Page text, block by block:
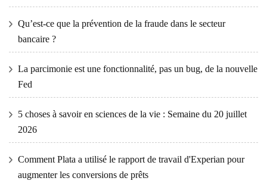
Qu’est-ce que la prévention de la fraude dans le secteur
bancaire ?
La parcimonie est une fonctionnalité, pas un bug, de la nouvelle
Fed
5 choses à savoir en sciences de la vie : Semaine du 20 juillet
2026
Comment Plata a utilisé le rapport de travail d'Experian pour
augmenter les conversions de prêts